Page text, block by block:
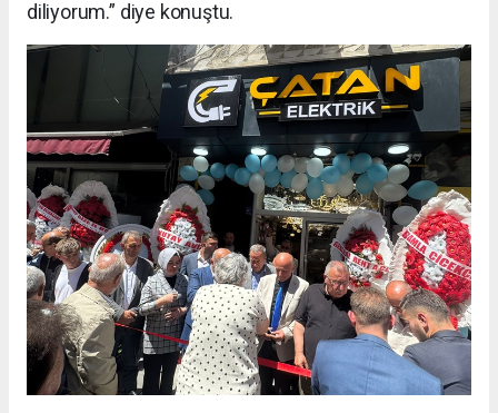
diliyorum.” diye konuştu.